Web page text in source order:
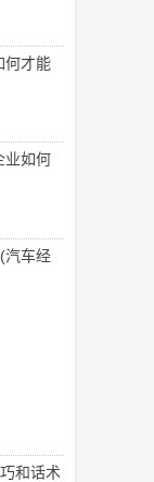
何才能
业如何
汽车经
和话术